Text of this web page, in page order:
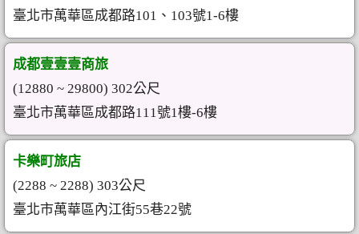
臺北市萬華區成都路101、103號1-6樓
成都壹壹壹商旅
(12880 ~ 29800) 302公尺
臺北市萬華區成都路111號1樓-6樓
卡樂町旅店
(2288 ~ 2288) 303公尺
臺北市萬華區內江街55巷22號